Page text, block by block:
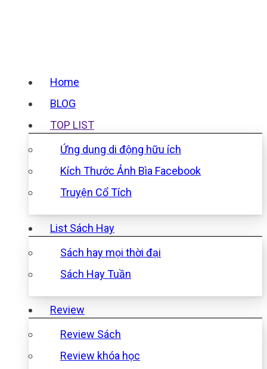
Home
BLOG
TOP LIST
Ứng dụng di động hữu ích
Kích Thước Ảnh Bìa Facebook
Truyện Cổ Tích
List Sách Hay
Sách hay mọi thời đại
Sách Hay Tuần
Review
Review Sách
Review khóa học